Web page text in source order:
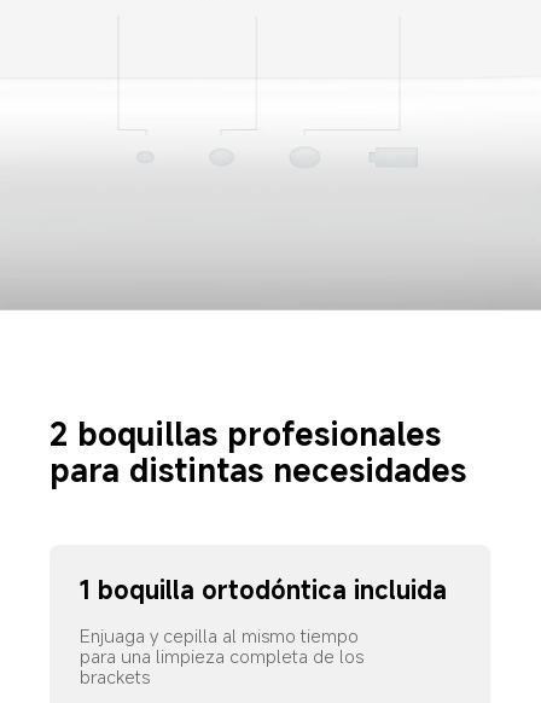
2 boquillas profesionales
para distintas necesidades
1 boquilla ortodóntica incluida
Enjuaga y cepilla al mismo tiempo
para una limpieza completa de los
brackets